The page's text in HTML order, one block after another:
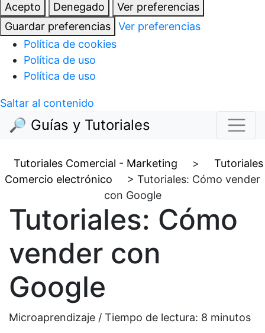
Acepto Denegado
Ver preferencias
Guardar preferencias
Ver preferencias
Política de cookies
Política de uso
Política de uso
Saltar al contenido
🔎 Guías y Tutoriales
Tutoriales Comercial - Marketing >
Tutoriales
Comercio electrónico
> Tutoriales: Cómo vender
con Google
Tutoriales: Cómo
vender con
Google
Microaprendizaje / Tiempo de lectura: 8 minutos